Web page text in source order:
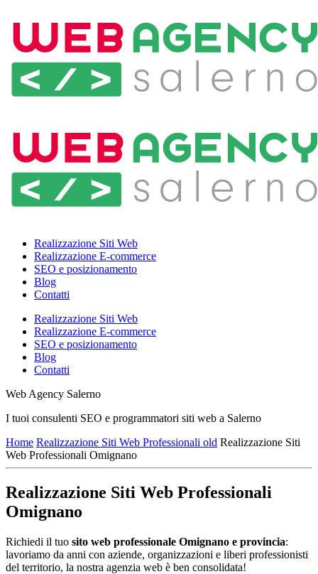
Realizzazione Siti Web
Realizzazione E-commerce
SEO e posizionamento
Blog
Contatti
Realizzazione Siti Web
Realizzazione E-commerce
SEO e posizionamento
Blog
Contatti
Web Agency Salerno
I tuoi consulenti SEO e programmatori siti web a Salerno
Home Realizzazione Siti Web Professionali old Realizzazione Siti
Web Professionali Omignano
Realizzazione Siti Web Professionali
Omignano
Richiedi il tuo sito web professionale Omignano e provincia:
lavoriamo da anni con aziende, organizzazioni e liberi professionisti
del territorio, la nostra agenzia web è ben consolidata!